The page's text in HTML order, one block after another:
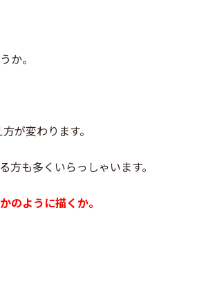
か。
方が変わります。
も多くいらっしゃいます。
のように描くか。